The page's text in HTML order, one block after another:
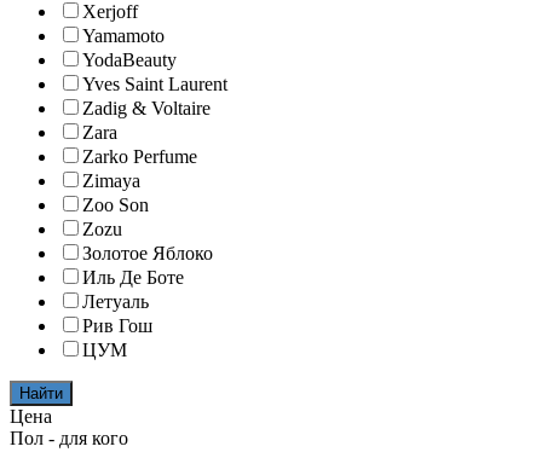
Xerjoff
Yamamoto
YodaBeauty
Yves Saint Laurent
Zadig & Voltaire
Zara
Zarko Perfume
Zimaya
Zoo Son
Zozu
Золотое Яблоко
Иль Де Боте
Летуаль
Рив Гош
ЦУМ
Найти
Цена
Пол - для кого